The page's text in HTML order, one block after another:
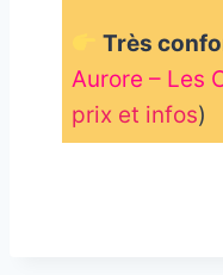
Très
Aurore – Les
prix et infos)